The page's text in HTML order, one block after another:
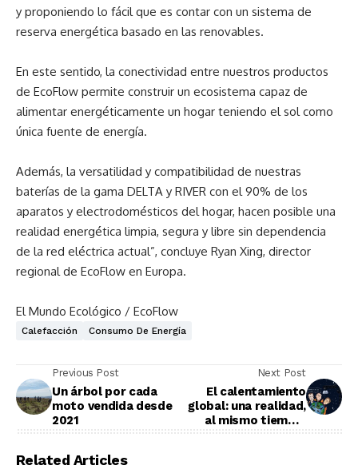
y proponiendo lo fácil que es contar con un sistema de
reserva energética basado en las renovables.
En este sentido, la conectividad entre nuestros productos
de EcoFlow permite construir un ecosistema capaz de
alimentar energéticamente un hogar teniendo el sol como
única fuente de energía.
Además, la versatilidad y compatibilidad de nuestras
baterías de la gama DELTA y RIVER con el 90% de los
aparatos y electrodomésticos del hogar, hacen posible una
realidad energética limpia, segura y libre sin dependencia
de la red eléctrica actual”, concluye Ryan Xing, director
regional de EcoFlow en Europa.
El Mundo Ecológico / EcoFlow
Calefacción Consumo De Energía
Previous Post
Un árbol por cada
moto vendida desde
2021
Next Post
El calentamiento
global: una realidad,
al mismo tiempo,
Related Articles